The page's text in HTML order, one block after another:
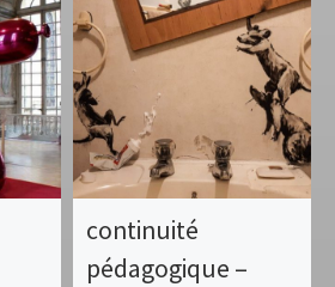
continuité
pédagogique –